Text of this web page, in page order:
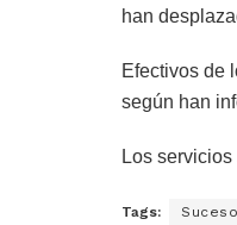
han
Efectivos de
según han
Los
Tags: